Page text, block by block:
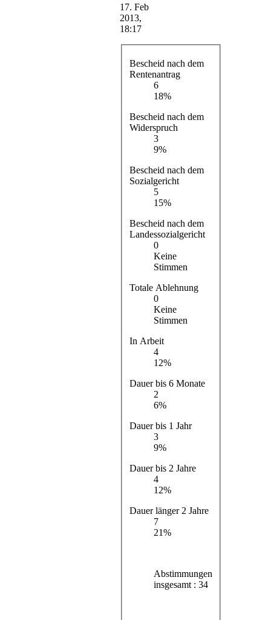
17. Feb
2013,
18:17
Bescheid nach dem
Rentenantrag
6
18%
Bescheid nach dem
Widerspruch
3
9%
Bescheid nach dem
Sozialgericht
5
15%
Bescheid nach dem
Landessozialgericht
0
Keine
Stimmen
Totale Ablehnung
0
Keine
Stimmen
In Arbeit
4
12%
Dauer bis 6 Monate
2
6%
Dauer bis 1 Jahr
3
9%
Dauer bis 2 Jahre
4
12%
Dauer länger 2 Jahre
7
21%
Abstimmungen
insgesamt : 34